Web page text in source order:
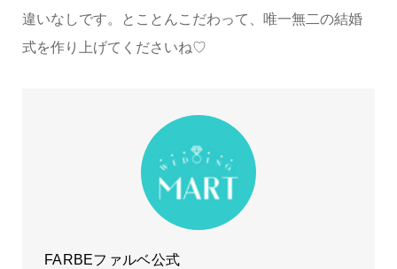
違いなしです。とことんこだわって、唯一無二の結婚
式を作り上げてくださいね♡
FARBEファルベ公式